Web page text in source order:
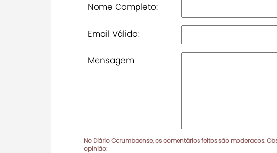
Nome Completo:
Email Válido:
Mensagem
No Diário Corumbaense, os comentários feitos são moderados.
opinião: